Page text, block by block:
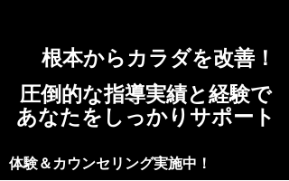
​根本からカラダを改善！​​
​​圧倒的な指導実績と経験で
​あなたをしっかりサポート
​​​体験＆カウンセリング実施中！